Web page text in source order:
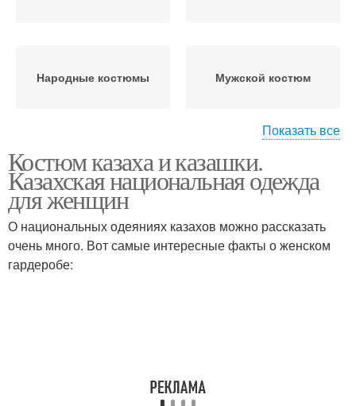
Народные костюмы Мужской костюм
костюмы
мальчиков
Показать все
Костюм казаха и казашки.
Казахская национальная одежда
для женщин
О национальных одеяниях казахов можно рассказать
очень много. Вот самые интересные факты о женском
гардеробе: